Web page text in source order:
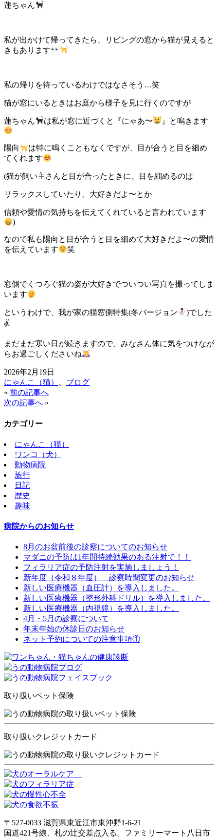
蓮ちゃん
私が出かけて帰ってきたら、リビングの窓から猫が見えると
きもあります
私の帰りを待っているわけではなさそう…笑
猫が窓にいるときはお庭から様子を見に行くのですが
蓮ちゃん は私が窓に近づくと『にゃあ〜 』と鳴きます
陽向
は特に鳴くこともなくですが、目が合うと目を細め
てくれます
(猫が飼い主さんと目が合ったときに、目を細めるのは
リラックスしていたり、大好きだよ〜とか
信頼や愛情の気持ちを伝えてくれていると言われています
)
なので私も陽向と目が合うと目を細めて大好きだよ〜の愛情
を伝えています
笑
窓側でくつろぐ猫の姿が大好きでついつい写真を撮ってしま
います
というわけで、我が家の猫窓側特集(冬バージョン
)でした
✌
まだまだ寒い日が続きますので、みなさん体に気をつけなが
らお過ごしくださいね
2026年2月19日
にゃんこ（猫）
ブログ
« 前の記事へ
次の記事へ »
カテゴリー
にゃんこ（猫）
ワンコ（犬）
動物病院
旅行
日記
歴史
趣味
病院からのお知らせ
8月のお盆前後の診察についてのお知らせ
マダニの予防は1年間持続効果のある注射で！！
フィラリア症の予防注射を実施しましょう！
新年度（令和８年度） 診察時間変更のお知らせ
新しい医療機器（血圧計）を導入しました。
新しい医療機器（整形外科ドリル）を導入しました。
新しい医療機器（内視鏡）を導入しました。
4月・5月の診察について
年末年始の休診日のお知らせ
ネット予約についての注意事項①
取り扱いペット保険
取り扱いクレジットカード
〒527-0033 滋賀県東近江市東沖野1-6-21
国道421号線、札の辻交差点入る。ファミリーマート八日市